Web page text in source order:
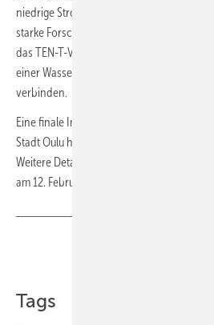
niedrige Strompreise, hohe Verfügbarkeit
starke Forschungslandschaft und gute
das TEN-T-Verkehrsnetz. Zudem plant
einer Wasserstoffinfrastruktur, um Oulu
verbinden.
Eine finale Investitionsentscheidung von
Stadt Oulu hat jedoch bereits eine
Weitere Details will das Unternehmen auf
am 12. Februar 2026 in Oulu vorstellen.
Tags